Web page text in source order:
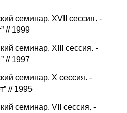
коррупции
СМИ
семинар. XVII сессия. -
// 1999
семинар. XIII сессия. -
// 1997
семинар. X сессия. -
// 1995
семинар. VII сессия. -